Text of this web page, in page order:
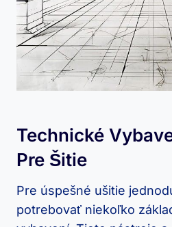
Technické
Pre Šitie
Pre úspešné ušitie‍
potrebovať niekoľko